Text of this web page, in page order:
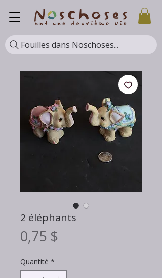
Fouilles dans Noschoses...
2 éléphants
0,75 $
Quantité *